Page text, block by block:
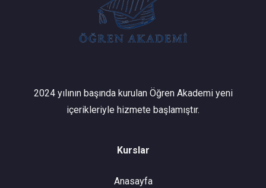
2024 yılının başında kurulan Öğren Akademi yeni
içerikleriyle hizmete başlamıştır.
Kurslar
Anasayfa